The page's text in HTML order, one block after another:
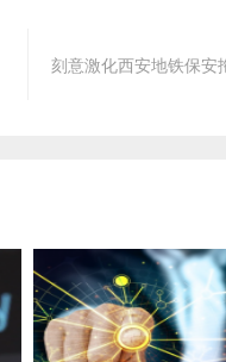
刻意激化西安地铁保安